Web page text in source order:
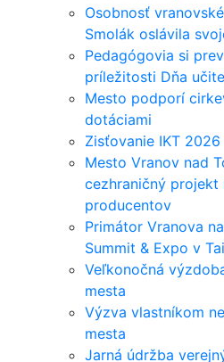
Osobnosť
Smolák oslávila
Pedagógovia si
príležitosti Dňa
Mesto podporí
dotáciami
Zisťovanie IKT 2026
Mesto Vranov nad
cezhraničný
producentov
Primátor Vranova
Summit & Expo v
Veľkonočná
mesta
Výzva vlastníkom
mesta
Jarná údržba